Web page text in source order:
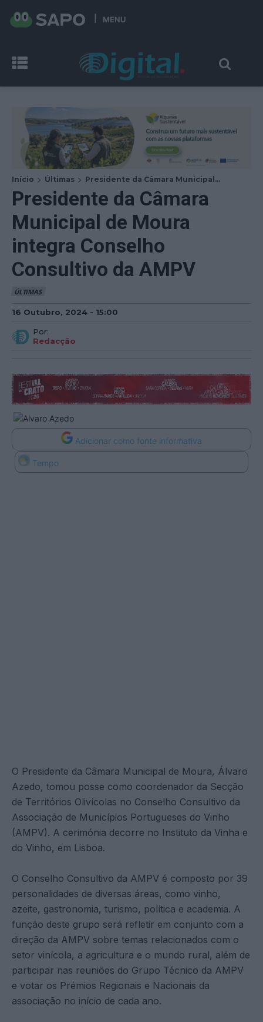
MENU
Início Últimas Presidente da Câmara Municipal...
Presidente da Câmara
Municipal de Moura
integra Conselho
Consultivo da AMPV
ÚLTIMAS
16 Outubro, 2024 - 15:00
Por:
Redacção
Adicionar como fonte informativa
Tempo
O Presidente da Câmara Municipal de Moura, Álvaro
Azedo, tomou posse como coordenador da Secção
de Territórios Olivícolas no Conselho Consultivo da
Associação de Municípios Portugueses do Vinho
(AMPV). A cerimónia decorre no Instituto da Vinha e
do Vinho, em Lisboa.
O Conselho Consultivo da AMPV é composto por 39
personalidades de diversas áreas, como vinho,
azeite, gastronomia, turismo, política e academia. A
função deste grupo será refletir em conjunto com a
direção da AMPV sobre temas relacionados com o
setor vinícola, a agricultura e o mundo rural, além de
participar nas reuniões do Grupo Técnico da AMPV
e votar os Prémios Regionais e Nacionais da
associação no início de cada ano.